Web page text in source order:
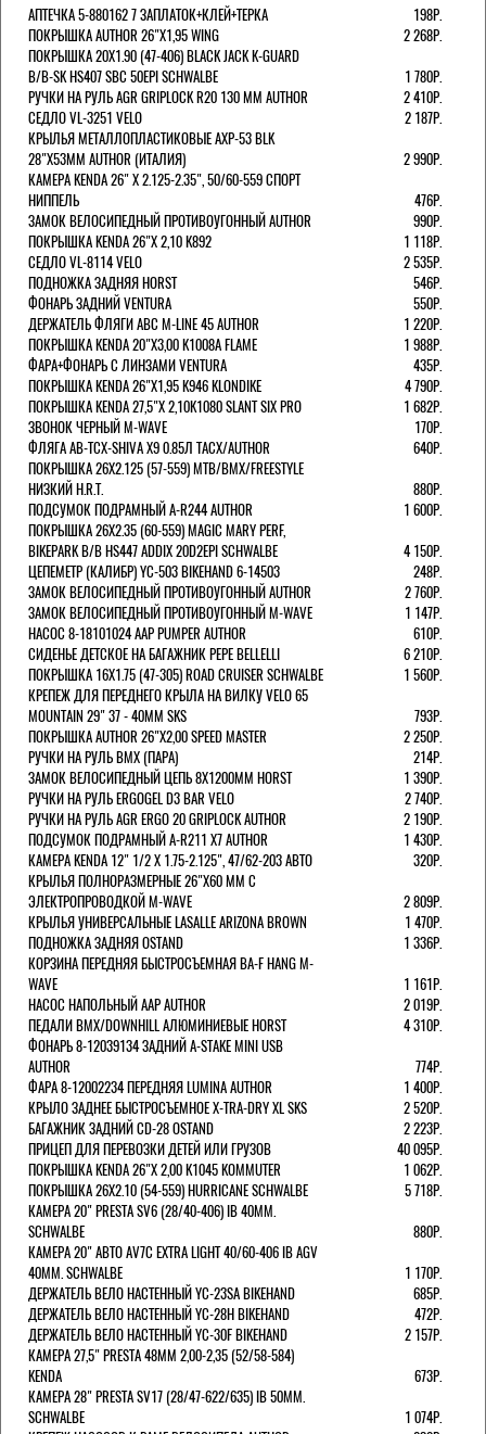
АПТЕЧКА 5-880162 7 ЗАПЛАТОК+КЛЕЙ+ТЕРКА
198Р.
ПОКРЫШКА AUTHOR 26"Х1,95 WING
2 268Р.
ПОКРЫШКА 20X1.90 (47-406) BLACK JACK K-GUARD
B/B-SK HS407 SBC 50EPI SCHWALBE
1 780Р.
РУЧКИ НА РУЛЬ AGR GRIPLOCK R20 130 ММ AUTHOR
2 410Р.
СЕДЛО VL-3251 VELO
2 187Р.
КРЫЛЬЯ МЕТАЛЛОПЛАСТИКОВЫЕ AXP-53 BLK
28"Х53ММ AUTHOR (ИТАЛИЯ)
2 990Р.
КАМЕРА KENDA 26" Х 2.125-2.35", 50/60-559 СПОРТ
НИППЕЛЬ
476Р.
ЗАМОК ВЕЛОСИПЕДНЫЙ ПРОТИВОУГОННЫЙ AUTHOR
990Р.
ПОКРЫШКА KENDA 26"Х 2,10 K892
1 118Р.
СЕДЛО VL-8114 VELO
2 535Р.
ПОДНОЖКА ЗАДНЯЯ HORST
546Р.
ФОНАРЬ ЗАДНИЙ VENTURA
550Р.
ДЕРЖАТЕЛЬ ФЛЯГИ АВС M-LINE 45 AUTHOR
1 220Р.
ПОКРЫШКА KENDA 20"Х3,00 K1008A FLAME
1 988Р.
ФАРА+ФОНАРЬ С ЛИНЗАМИ VENTURA
435Р.
ПОКРЫШКА KENDA 26"Х1,95 K946 KLONDIKE
4 790Р.
ПОКРЫШКА KENDA 27,5"Х 2,10K1080 SLANT SIX PRO
1 682Р.
ЗВОНОК ЧЕРНЫЙ M-WAVE
170Р.
ФЛЯГА AB-TCX-SHIVA X9 0.85Л TACX/AUTHOR
640Р.
ПОКРЫШКА 26X2.125 (57-559) MTB/BMX/FREESTYLE
НИЗКИЙ H.R.T.
880Р.
ПОДСУМОК ПОДРАМНЫЙ A-R244 AUTHOR
1 600Р.
ПОКРЫШКА 26X2.35 (60-559) MAGIC MARY PERF,
BIKEPARK B/B HS447 ADDIX 20D2EPI SCHWALBE
4 150Р.
ЦЕПЕМЕТР (КАЛИБР) YC-503 BIKEHAND 6-14503
248Р.
ЗАМОК ВЕЛОСИПЕДНЫЙ ПРОТИВОУГОННЫЙ AUTHOR
2 760Р.
ЗАМОК ВЕЛОСИПЕДНЫЙ ПРОТИВОУГОННЫЙ M-WAVE
1 147Р.
НАСОС 8-18101024 AAP PUMPER AUTHOR
610Р.
СИДЕНЬЕ ДЕТСКОЕ НА БАГАЖНИК PEPE BELLELLI
6 210Р.
ПОКРЫШКА 16X1.75 (47-305) ROAD CRUISER SCHWALBE
1 560Р.
КРЕПЕЖ ДЛЯ ПЕРЕДНЕГО КРЫЛА НА ВИЛКУ VELO 65
MOUNTAIN 29" 37 - 40ММ SKS
793Р.
ПОКРЫШКА AUTHOR 26"Х2,00 SPEED MASTER
2 250Р.
РУЧКИ НА РУЛЬ BMX (ПАРА)
214Р.
ЗАМОК ВЕЛОCИПЕДНЫЙ ЦЕПЬ 8Х1200ММ HORST
1 390Р.
РУЧКИ НА РУЛЬ ERGOGEL D3 BAR VELO
2 740Р.
РУЧКИ НА РУЛЬ AGR ERGO 20 GRIPLOCK AUTHOR
2 190Р.
ПОДСУМОК ПОДРАМНЫЙ A-R211 X7 AUTHOR
1 430Р.
КАМЕРА KENDA 12" 1/2 Х 1.75-2.125", 47/62-203 АВТО
320Р.
КРЫЛЬЯ ПОЛНОРАЗМЕРНЫЕ 26"Х60 ММ С
ЭЛЕКТРОПРОВОДКОЙ M-WAVE
2 809Р.
КРЫЛЬЯ УНИВЕРСАЛЬНЫЕ LASALLE ARIZONA BROWN
1 470Р.
ПОДНОЖКА ЗАДНЯЯ OSTAND
1 336Р.
КОРЗИНА ПЕРЕДНЯЯ БЫСТРОСЪЕМНАЯ BA-F HANG M-
WAVE
1 161Р.
НАСОС НАПОЛЬНЫЙ AAP AUTHOR
2 019Р.
ПЕДАЛИ BMX/DOWNHILL АЛЮМИНИЕВЫЕ HORST
4 310Р.
ФОНАРЬ 8-12039134 ЗАДНИЙ A-STAKE MINI USB
AUTHOR
774Р.
ФАРА 8-12002234 ПЕРЕДНЯЯ LUMINA AUTHOR
1 400Р.
КРЫЛО ЗАДНЕЕ БЫСТРОСЪЕМНОЕ X-TRA-DRY XL SKS
2 520Р.
БАГАЖНИК ЗАДНИЙ CD-28 OSTAND
2 223Р.
ПРИЦЕП ДЛЯ ПЕРЕВОЗКИ ДЕТЕЙ ИЛИ ГРУЗОВ
40 095Р.
ПОКРЫШКА KENDA 26"Х 2,00 K1045 KOMMUTER
1 062Р.
ПОКРЫШКА 26X2.10 (54-559) HURRICANE SCHWALBE
5 718Р.
КАМЕРА 20" PRESTA SV6 (28/40-406) IB 40MM.
SCHWALBE
880Р.
КАМЕРА 20" АВТО AV7C EXTRA LIGHT 40/60-406 IB AGV
40MM. SCHWALBE
1 170Р.
ДЕРЖАТЕЛЬ ВЕЛО НАСТЕННЫЙ YC-23SA BIKEHAND
685Р.
ДЕРЖАТЕЛЬ ВЕЛО НАСТЕННЫЙ YC-28H BIKEHAND
472Р.
ДЕРЖАТЕЛЬ ВЕЛО НАСТЕННЫЙ YC-30F BIKEHAND
2 157Р.
КАМЕРА 27,5" PRESTA 48ММ 2,00-2,35 (52/58-584)
KENDA
673Р.
КАМЕРА 28" PRESTA SV17 (28/47-622/635) IB 50MM.
SCHWALBE
1 074Р.